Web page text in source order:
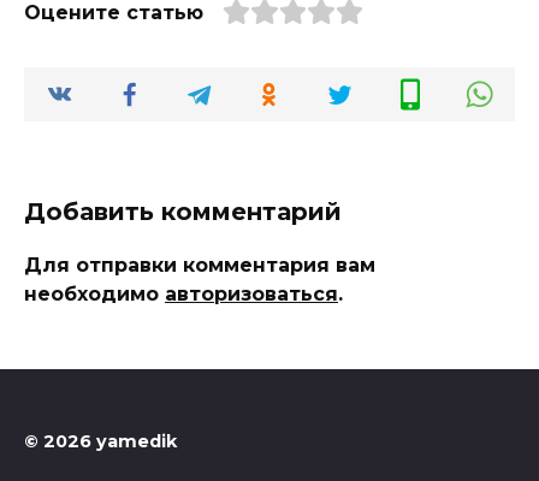
Оцените статью
Добавить комментарий
Для отправки комментария вам
необходимо авторизоваться.
© 2026 yamedik